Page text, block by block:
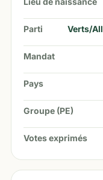
Parti Verts/
Mandat
Pays
Groupe (PE)
Votes exprimés